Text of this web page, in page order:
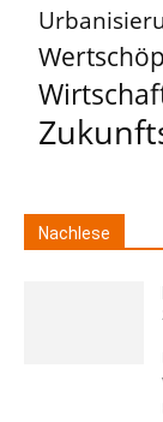
Nachlese